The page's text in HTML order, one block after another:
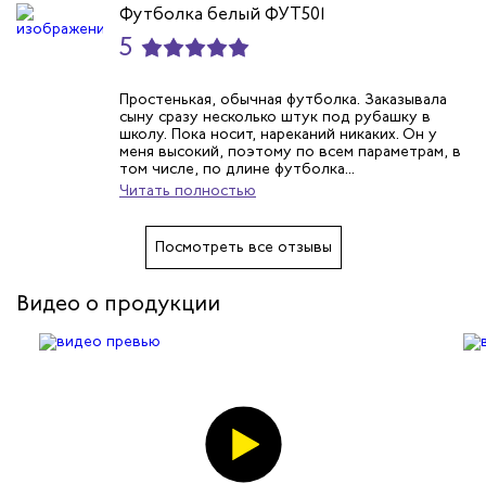
Футболка белый ФУТ501
5
Простенькая, обычная футболка. Заказывала
сыну сразу несколько штук под рубашку в
школу. Пока носит, нареканий никаких. Он у
меня высокий, поэтому по всем параметрам, в
том числе, по длине футболка...
Читать полностью
Посмотреть все отзывы
Видео о продукции